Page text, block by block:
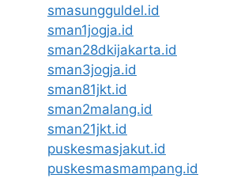
smasungguldel.id
sman1jogja.id
sman28dkijakarta.id
sman3jogja.id
sman81jkt.id
sman2malang.id
sman21jkt.id
puskesmasjakut.id
puskesmasmampang.id